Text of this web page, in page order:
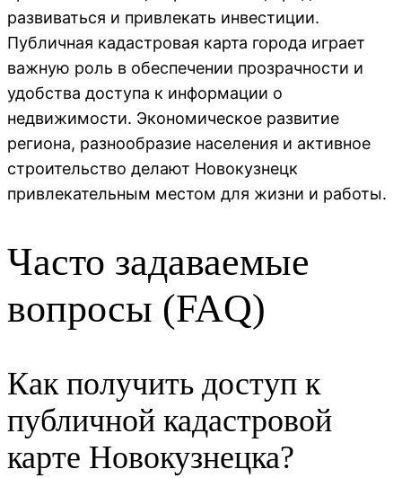
развиваться и привлекать инвестиции.
Публичная кадастровая карта города играет
важную роль в обеспечении прозрачности и
удобства доступа к информации о
недвижимости. Экономическое развитие
региона, разнообразие населения и активное
строительство делают Новокузнецк
привлекательным местом для жизни и работы.
Часто задаваемые
вопросы (FAQ)
Как получить доступ к
публичной кадастровой
карте Новокузнецка?